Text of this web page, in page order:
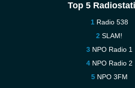
Top 5
Radio 538
SLAM!
NPO Radio 1
NPO Radio 2
NPO 3FM